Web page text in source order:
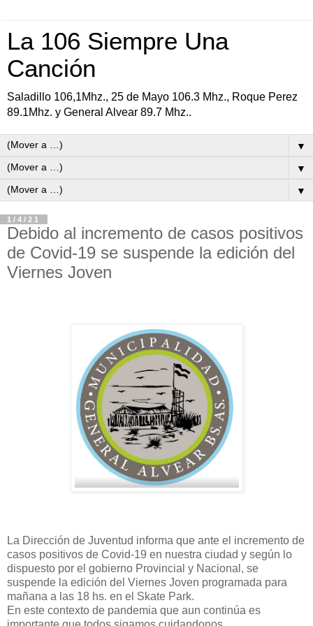
La 106 Siempre Una
Canción
Saladillo 106,1Mhz., 25 de Mayo 106.3 Mhz., Roque Perez
89.1Mhz. y General Alvear 89.7 Mhz..
▼
▼
▼
1/4/21
Debido al incremento de casos positivos
de Covid-19 se suspende la edición del
Viernes Joven
La Dirección de Juventud informa que ante el incremento de
casos positivos de Covid-19 en nuestra ciudad y según lo
dispuesto por el gobierno Provincial y Nacional, se
suspende la edición del Viernes Joven programada para
mañana a las 18 hs. en el Skate Park.
En este contexto de pandemia que aun continúa es